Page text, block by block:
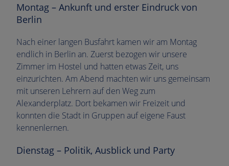
Montag – Ankunft und erster Eindruck von
Berlin
Nach einer langen Busfahrt kamen wir am Montag
endlich in Berlin an. Zuerst bezogen wir unsere
Zimmer im Hostel und hatten etwas Zeit, uns
einzurichten. Am Abend machten wir uns gemeinsam
mit unseren Lehrern auf den Weg zum
Alexanderplatz. Dort bekamen wir Freizeit und
konnten die Stadt in Gruppen auf eigene Faust
kennenlernen.
Dienstag – Politik, Ausblick und Party